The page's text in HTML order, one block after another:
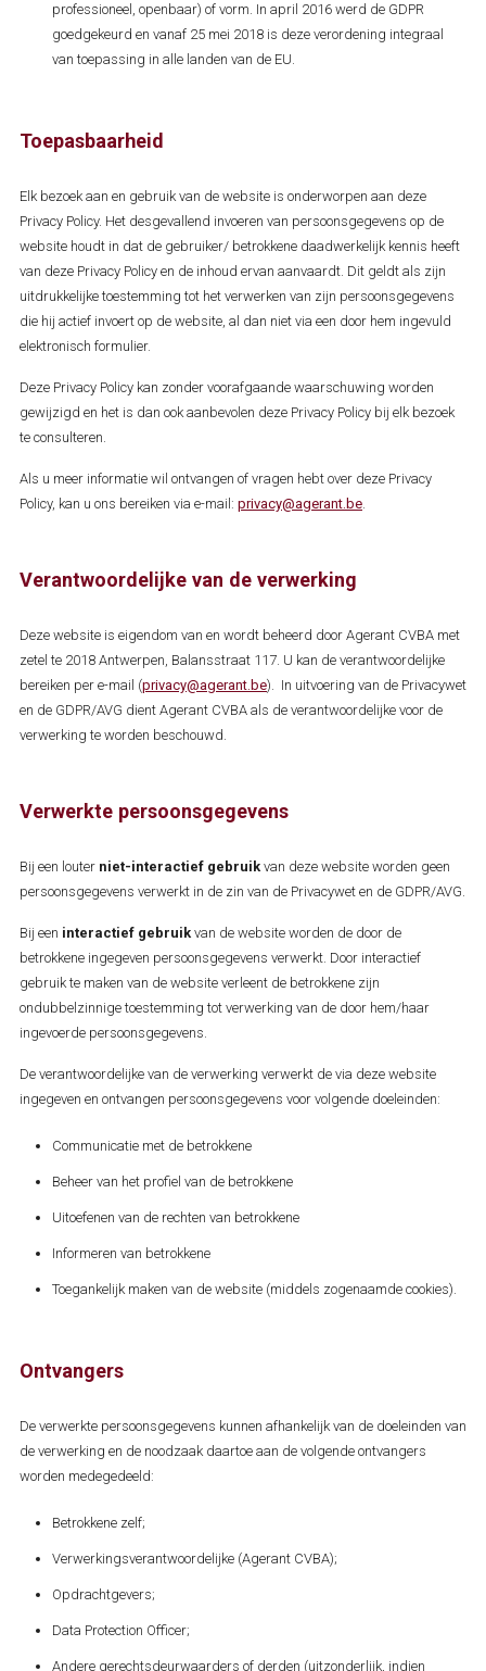
professioneel, openbaar) of vorm. In april 2016 werd de GDPR
goedgekeurd en vanaf 25 mei 2018 is deze verordening integraal
van toepassing in alle landen van de EU.
Toepasbaarheid
Elk bezoek aan en gebruik van de website is onderworpen aan deze
Privacy Policy. Het desgevallend invoeren van persoonsgegevens op de
website houdt in dat de gebruiker/ betrokkene daadwerkelijk kennis heeft
van deze Privacy Policy en de inhoud ervan aanvaardt. Dit geldt als zijn
uitdrukkelijke toestemming tot het verwerken van zijn persoonsgegevens
die hij actief invoert op de website, al dan niet via een door hem ingevuld
elektronisch formulier.
Deze Privacy Policy kan zonder voorafgaande waarschuwing worden
gewijzigd en het is dan ook aanbevolen deze Privacy Policy bij elk bezoek
te consulteren.
Als u meer informatie wil ontvangen of vragen hebt over deze Privacy
Policy, kan u ons bereiken via e-mail: privacy@agerant.be.
Verantwoordelijke van de verwerking
Deze website is eigendom van en wordt beheerd door Agerant CVBA met
zetel te 2018 Antwerpen, Balansstraat 117. U kan de verantwoordelijke
bereiken per e-mail (privacy@agerant.be). In uitvoering van de Privacywet
en de GDPR/AVG dient Agerant CVBA als de verantwoordelijke voor de
verwerking te worden beschouwd.
Verwerkte persoonsgegevens
Bij een louter niet-interactief gebruik van deze website worden geen
persoonsgegevens verwerkt in de zin van de Privacywet en de GDPR/AVG.
Bij een interactief gebruik van de website worden de door de
betrokkene ingegeven persoonsgegevens verwerkt. Door interactief
gebruik te maken van de website verleent de betrokkene zijn
ondubbelzinnige toestemming tot verwerking van de door hem/haar
ingevoerde persoonsgegevens.
De verantwoordelijke van de verwerking verwerkt de via deze website
ingegeven en ontvangen persoonsgegevens voor volgende doeleinden:
Communicatie met de betrokkene
Beheer van het profiel van de betrokkene
Uitoefenen van de rechten van betrokkene
Informeren van betrokkene
Toegankelijk maken van de website (middels zogenaamde cookies).
Ontvangers
De verwerkte persoonsgegevens kunnen afhankelijk van de doeleinden van
de verwerking en de noodzaak daartoe aan de volgende ontvangers
worden medegedeeld:
Betrokkene zelf;
Verwerkingsverantwoordelijke (Agerant CVBA);
Opdrachtgevers;
Data Protection Officer;
Andere gerechtsdeurwaarders of derden (uitzonderlijk, indien